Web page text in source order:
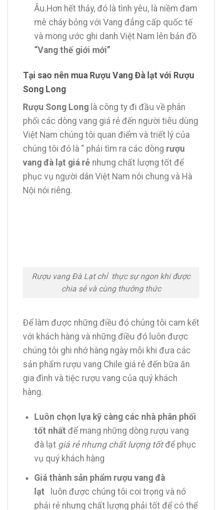
Âu.Hơn hết thảy, đó là tình yêu, là niềm đam
mê cháy bỏng với Vang đẳng cấp quốc tế
và mong ước ghi danh Việt Nam lên bản đồ
“Vang thế giới mới”
Tại sao nên mua Rượu Vang Đà lạt với Rượu
Song Long
Rượu Song Long là công ty đi đầu về phân
phối các dòng vang giá rẻ đến người tiêu dùng
Việt Nam chúng tôi quan điểm và triết lý của
chúng tôi đó là ” phải tìm ra các dòng rượu
vang đà lạt giá rẻ nhưng chất lượng tốt để
phục vụ người dân Việt Nam nói chung và Hà
Nội nói riêng.
Rượu vang Đà Lạt chỉ thực sự ngon khi được
chia sẻ và cùng thưởng thức
Để làm được những điều đó chúng tôi cam kết
với khách hàng và những điều đó luôn được
chúng tôi ghi nhớ hàng ngày mỗi khi đưa các
sản phẩm rượu vang Chile giá rẻ đến bữa ăn
gia đình và tiệc rượu vang của quý khách
hàng.
Luôn chọn lựa kỹ càng các nhà phân phối
tốt nhất để mang những dòng rượu vang
đà lạt giá rẻ nhưng chất lượng tốtđể phục
vụ quý khách hàng
Giá thành sản phẩm rượu vang đà
lạt
luôn được chúng tôi coi trọng và nó
phải rẻ nhưng chất lượng phải tốt để có thể